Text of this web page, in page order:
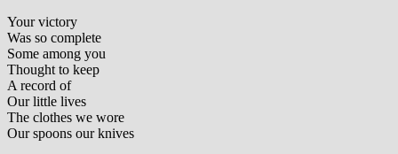
Your victory
Was so complete
Some among you
Thought to keep
A record of
Our little lives
The clothes we wore
Our spoons our knives